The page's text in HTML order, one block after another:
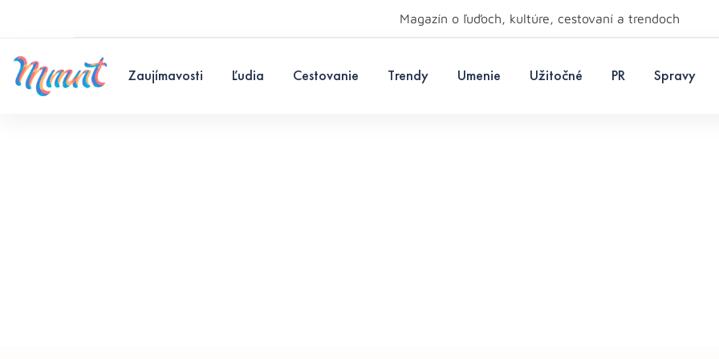
Magazín o ľuďoch, kultúre, cestovaní a trendoch
Zaujímavosti Ľudia Cestovanie Trendy Umenie Užitočné PR Spravy